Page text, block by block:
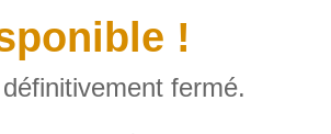
!
fermé.